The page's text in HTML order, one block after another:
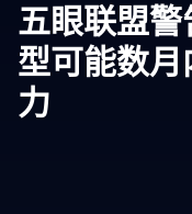
五眼联盟
型可能数
力